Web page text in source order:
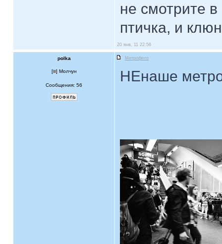
не смотрите в
птичка, и
20 янв, 11 22:56
polka Метрофото
[ ] Молчун
Сообщения: 56
НЕнаше